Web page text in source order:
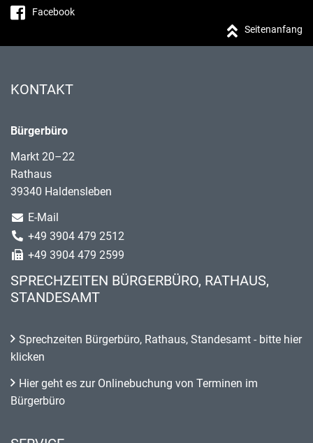
Facebook
Seitenanfang
KONTAKT
Bürgerbüro
Markt 20–22
Rathaus
39340 Haldensleben
E-Mail
+49 3904 479 2512
+49 3904 479 2599
SPRECHZEITEN BÜRGERBÜRO, RATHAUS,
STANDESAMT
Sprechzeiten Bürgerbüro, Rathaus, Standesamt - bitte hier
klicken
Hier geht es zur Onlinebuchung von Terminen im
Bürgerbüro